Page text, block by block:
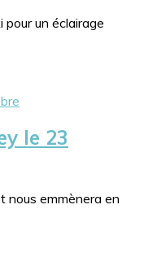
pour un éclairage
le 23
nous emmènera en